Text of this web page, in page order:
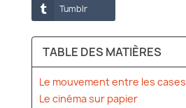
Tumblr
TABLE DES MATIÈRES
Le mouvement entre les cases
Le cinéma sur papier